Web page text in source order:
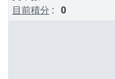
目前積分 : 0